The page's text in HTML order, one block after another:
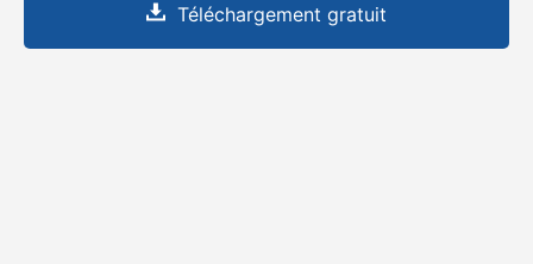
Téléchargement gratuit